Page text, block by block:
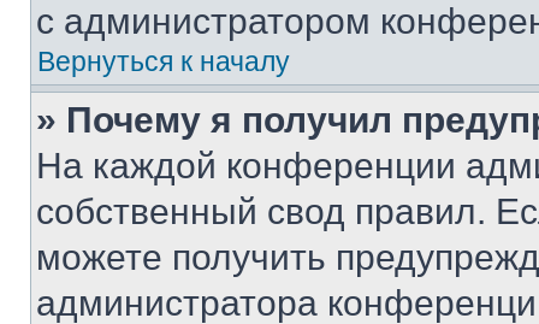
с администратором
Вернуться к началу
» Почему я получил
На каждой конференции
собственный свод правил.
можете получить
администратора